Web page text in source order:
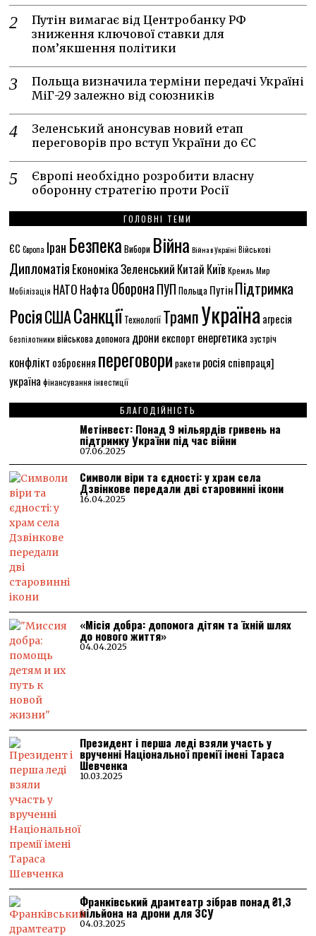
Путін вимагає від Центробанку РФ
зниження ключової ставки для
пом’якшення політики
Польща визначила терміни передачі Україні
МіГ-29 залежно від союзників
Зеленський анонсував новий етап
переговорів про вступ України до ЄС
Європі необхідно розробити власну
оборонну стратегію проти Росії
ГОЛОВНІ ТЕМИ
ЄС Європа Іран Безпека Вибори Війна Війна в Україні Військові
Дипломатія ЕкономікаЗеленський Китай Київ Кремль Мир
Мобілізація НАТО Нафта ОборонаПУП Польща ПутінПідтримка
РосіяСШАСанкціїТехнологіїТрампУкраїна агресія
безпілотники військова допомога дрони експорт енергетика зустріч
конфлікт озброєння переговори ракети росія співпраця]
україна фінансування інвестиції
БЛАГОДІЙНІСТЬ
Метінвест: Понад 9 мільярдів гривень на
підтримку України під час війни
07.06.2025
Символи віри та єдності: у храм села
Дзвінкове передали дві старовинні ікони
16.04.2025
«Місія добра: допомога дітям та їхній шлях
до нового життя»
04.04.2025
Президент і перша леді взяли участь у
врученні Національної премії імені Тараса
Шевченка
10.03.2025
Франківський драмтеатр зібрав понад ₴1,3
мільйона на дрони для ЗСУ
04.03.2025